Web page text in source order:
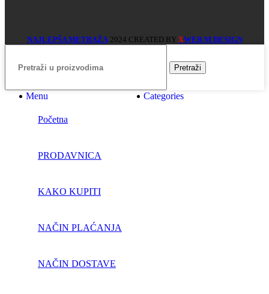
NAJLEPŠA METRAŽA 2024 CREATED BY XWEB M DESIGN
Pretraži
Menu Categories
Početna
PRODAVNICA
KAKO KUPITI
NAČIN PLAĆANJA
NAČIN DOSTAVE